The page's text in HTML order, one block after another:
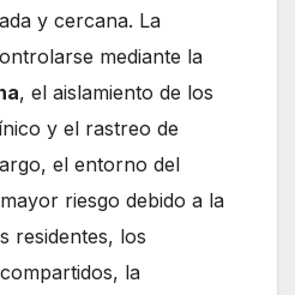
y cercana. La
mediante la
, el aislamiento de los
y el rastreo de
el entorno del
riesgo debido a la
residentes, los
la